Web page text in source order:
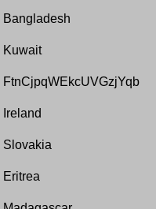
Bangladesh
Kuwait
FtnCjpqWEkcUVGzjYqb
Ireland
Slovakia
Eritrea